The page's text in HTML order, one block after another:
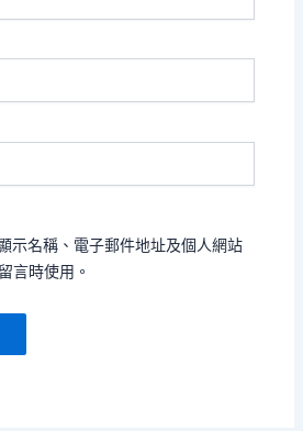
示名稱、電子郵件地址及個人網站
言時使用。